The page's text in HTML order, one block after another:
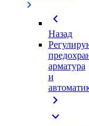
chevron_left
Назад
арматура
и
chevron_right
expand_more